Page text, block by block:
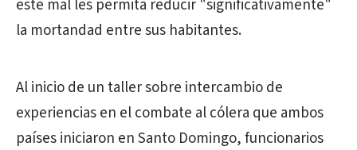
este mal les permita reducir "significativamente"
la mortandad entre sus habitantes.
Al inicio de un taller sobre intercambio de
experiencias en el combate al cólera que ambos
países iniciaron en Santo Domingo, funcionarios